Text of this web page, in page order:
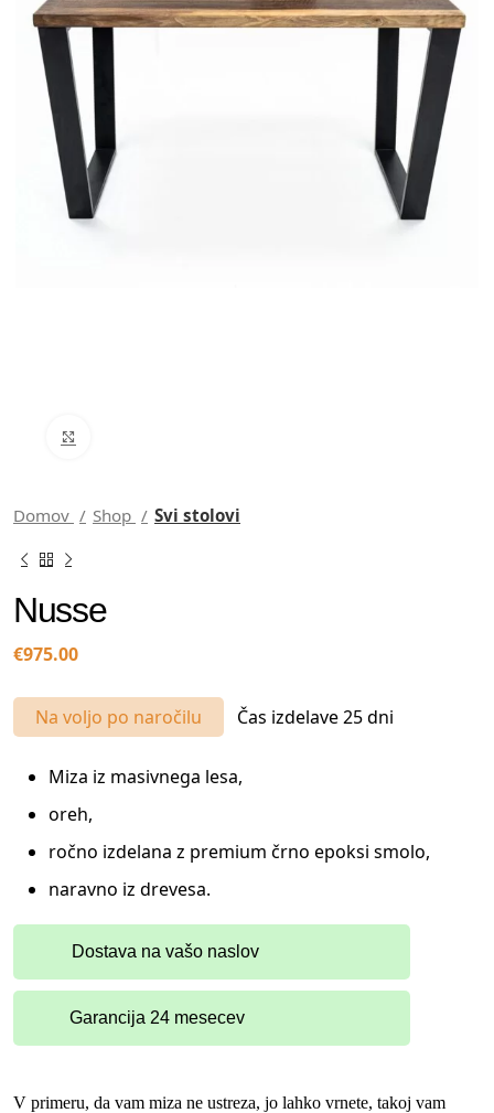
Domov Shop Svi stolovi
Nusse
€975.00
Na voljo po naročilu Čas izdelave 25 dni
Miza iz masivnega lesa,
oreh,
ročno izdelana z premium črno epoksi smolo,
naravno iz drevesa.
Dostava na vašo naslov
Garancija 24 mesecev
V primeru, da vam miza ne ustreza, jo lahko vrnete, takoj vam